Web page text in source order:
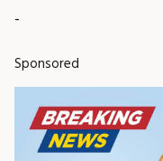
-
Sponsored